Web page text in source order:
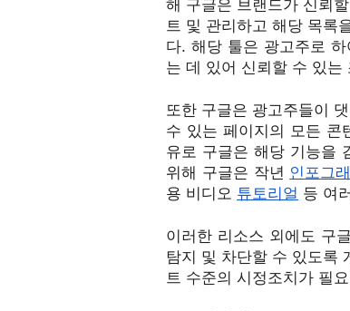
해 구글은 브랜드가 신뢰
트 및 관리하고 해당 목록
다. 해당 툴은 광고주로
는 데 있어 신뢰할 수 있는
또한 구글은 광고주들이
수 있는 페이지의 모든 콘
유로 구글은 해당 기능을
위해 구글은 작년 인포그
용 비디오 튜토리얼 등 여
이러한 리소스 외에도 구
탐지 및 차단할 수 있도록
트 수준의 시정조치가 필